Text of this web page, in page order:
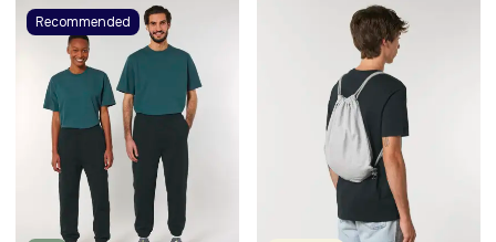
Recommended